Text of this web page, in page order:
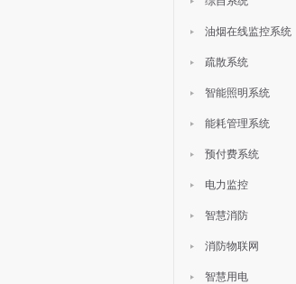
油烟在线监控系统
疏散系统
智能照明系统
能耗管理系统
预付费系统
电力监控
智慧消防
消防物联网
智慧用电